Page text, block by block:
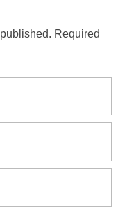
Required